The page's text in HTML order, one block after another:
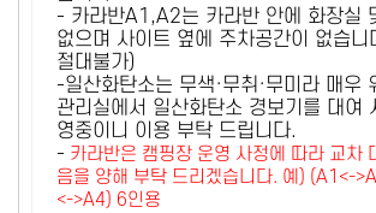
- 카라반A1,A2는 카라반 안에 화장실
없으며 사이트 옆에 주차공간이 없습니
절대불가)
-일산화탄소는 무색·무취·무미라 매우
관리실에서 일산화탄소 경보기를 대여
영중이니 이용 부탁 드립니다.
- 카라반은 캠핑장 운영 사정에 따라 교차
음을 양해 부탁 드리겠습니다. 예) (A1<-
<->A4) 6인용